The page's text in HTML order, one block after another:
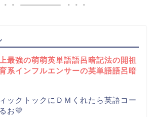
最強の萌萌英単語語呂暗記法の開祖
系インフルエンサーの英単語語呂暗
ックトックにＤＭくれたら英語コー
お💛